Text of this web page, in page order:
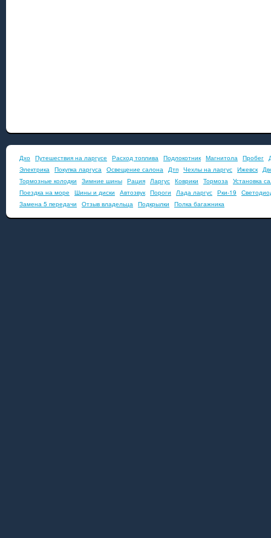
Дхо Путешествия на ларгусе Расход топлива Подлокотник Магнитола Пробег
Электрика Покупка ларгуса Освещение салона Дтп Чехлы на ларгус Ижевск
Тормозные колодки
Зимние шины Рация Ларгус Коврики Тормоза Установка
Поездка на море
Шины и диски Автозвук Пороги Лада ларгус Рки-19
Замена 5 передачи
Отзыв владельца Подкрылки Полка багажника